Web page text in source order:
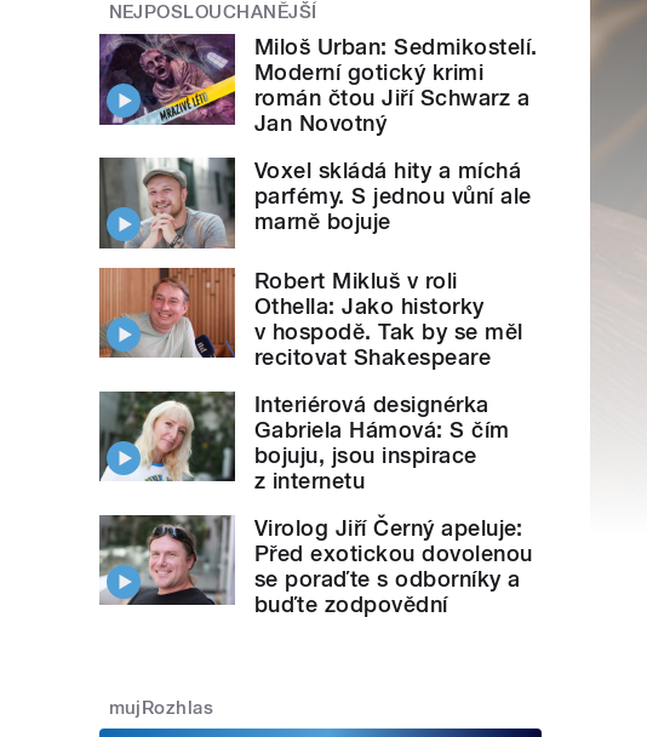
NEJPOSLOUCHANĚJŠÍ
Miloš Urban: Sedmikostelí.
Moderní gotický krimi
román čtou Jiří Schwarz a
Jan Novotný
Voxel skládá hity a míchá
parfémy. S jednou vůní ale
marně bojuje
Robert Mikluš v roli
Othella: Jako historky
v hospodě. Tak by se měl
recitovat Shakespeare
Interiérová designérka
Gabriela Hámová: S čím
bojuju, jsou inspirace
z internetu
Virolog Jiří Černý apeluje:
Před exotickou dovolenou
se poraďte s odborníky a
buďte zodpovědní
mujRozhlas